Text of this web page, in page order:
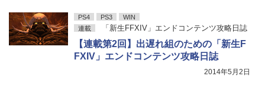
PS4 PS3
WIN
連載
「新生FFXIV」エンドコンテンツ攻略日誌
【連載第2回】出遅れ組のための「新生F
FXIV」エンドコンテンツ攻略日誌
2014年5月2日